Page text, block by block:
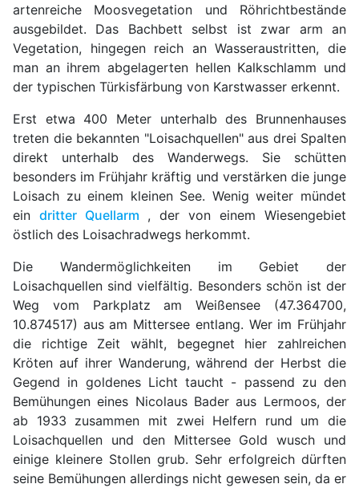
artenreiche Moosvegetation und Röhrichtbestände
ausgebildet. Das Bachbett selbst ist zwar arm an
Vegetation, hingegen reich an Wasseraustritten, die
man an ihrem abgelagerten hellen Kalkschlamm und
der typischen Türkisfärbung von Karstwasser erkennt.
Erst etwa 400 Meter unterhalb des Brunnenhauses
treten die bekannten "Loisachquellen" aus drei Spalten
direkt unterhalb des Wanderwegs. Sie schütten
besonders im Frühjahr kräftig und verstärken die junge
Loisach zu einem kleinen See. Wenig weiter mündet
ein dritter Quellarm , der von einem Wiesengebiet
östlich des Loisachradwegs herkommt.
Die Wandermöglichkeiten im Gebiet der
Loisachquellen sind vielfältig. Besonders schön ist der
Weg vom Parkplatz am Weißensee (47.364700,
10.874517) aus am Mittersee entlang. Wer im Frühjahr
die richtige Zeit wählt, begegnet hier zahlreichen
Kröten auf ihrer Wanderung, während der Herbst die
Gegend in goldenes Licht taucht - passend zu den
Bemühungen eines Nicolaus Bader aus Lermoos, der
ab 1933 zusammen mit zwei Helfern rund um die
Loisachquellen und den Mittersee Gold wusch und
einige kleinere Stollen grub. Sehr erfolgreich dürften
seine Bemühungen allerdings nicht gewesen sein, da er